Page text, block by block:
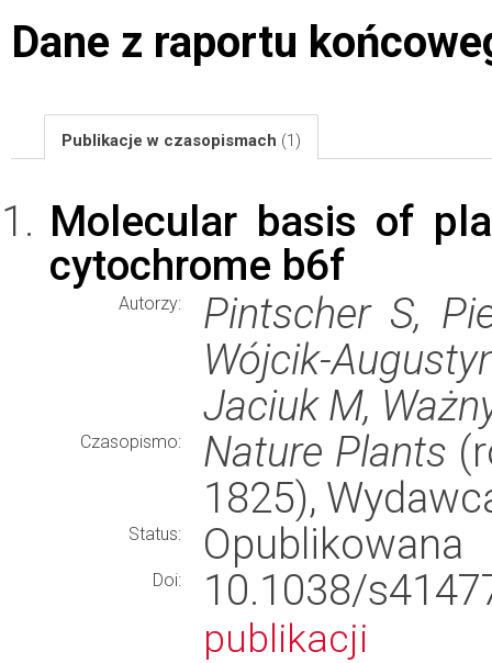
Dane z raportu
Publikacje w czasopismach (1)
Molecular basis of
cytochrome b6f
Autorzy:
Pintscher S,
Wójcik-
Jaciuk M,
Czasopismo: Nature Plants
1825),
Status: Opublikowana
Doi: 10.1038/
publikacji